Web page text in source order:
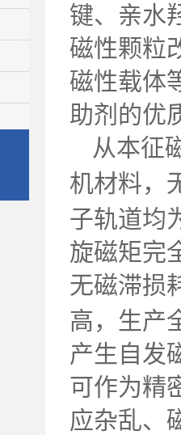
键、亲水
磁性颗粒
磁性载体
助剂的优
从本征
机材料，
子轨道均
旋磁矩完
无磁滞损
高，生产
产生自发
可作为精
应杂乱、